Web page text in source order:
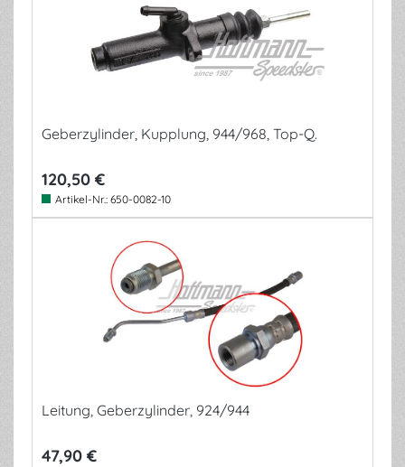
Geberzylinder, Kupplung, 944/968, Top-Q.
120,50 €
Artikel-Nr.: 650-0082-10
Leitung, Geberzylinder, 924/944
47,90 €